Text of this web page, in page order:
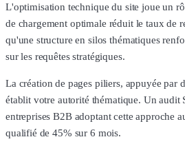
L'optimisation technique du site joue un
de chargement optimale réduit le taux de
qu'une structure en silos thématiques
sur les requêtes stratégiques.
La création de pages piliers, appuyée par
établit votre autorité thématique. Un audit
entreprises B2B adoptant cette approche
qualifié de 45% sur 6 mois.